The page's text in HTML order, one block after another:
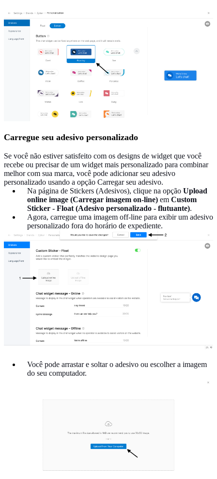
Carregue seu adesivo personalizado
Se você não estiver satisfeito com os designs de widget que você
recebe ou precisar de um widget mais personalizado para combinar
melhor com sua marca, você pode adicionar seu adesivo
personalizado usando a opção Carregar seu adesivo.
Na página de Stickers (Adesivos), clique na opção Upload
online image (Carregar imagem on-line)em Custom
Sticker - Float (Adesivo personalizado - flutuante).
Agora, carregue uma imagem off-line para exibir um adesivo
personalizado fora do horário de expediente.
Você pode arrastar e soltar o adesivo ou escolher a imagem
do seu computador.